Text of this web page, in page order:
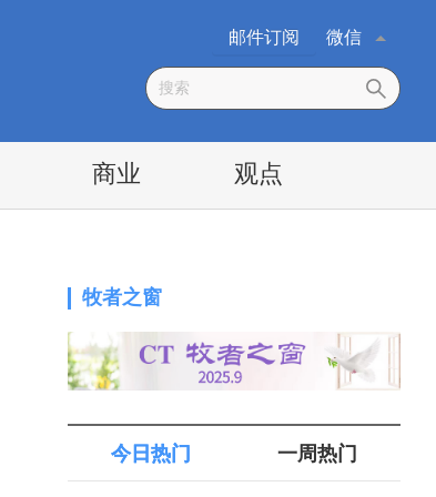
微信
邮件订阅
商业 观点
牧者之窗
今日热门 一周热门